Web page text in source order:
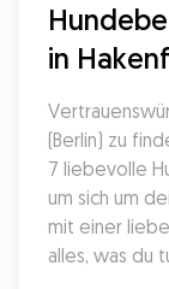
in
(Berlin) zu
7 liebevolle
um sich um
mit einer
alles, was du